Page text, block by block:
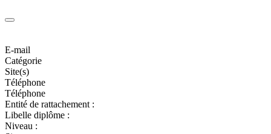
E-mail
Catégorie
Site(s)
Téléphone
Téléphone
Entité de rattachement :
Libelle diplôme :
Niveau :